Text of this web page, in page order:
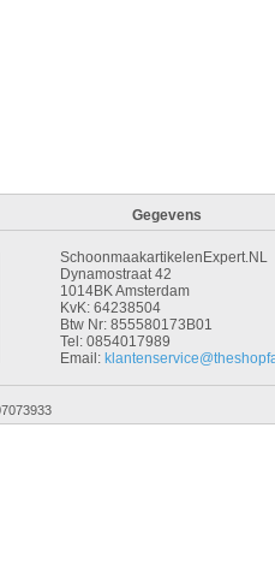
Gegevens
SchoonmaakartikelenExpert.NL
Dynamostraat 42
1014BK Amsterdam
KvK: 64238504
Btw Nr: 855580173B01
Tel: 0854017989
Email: